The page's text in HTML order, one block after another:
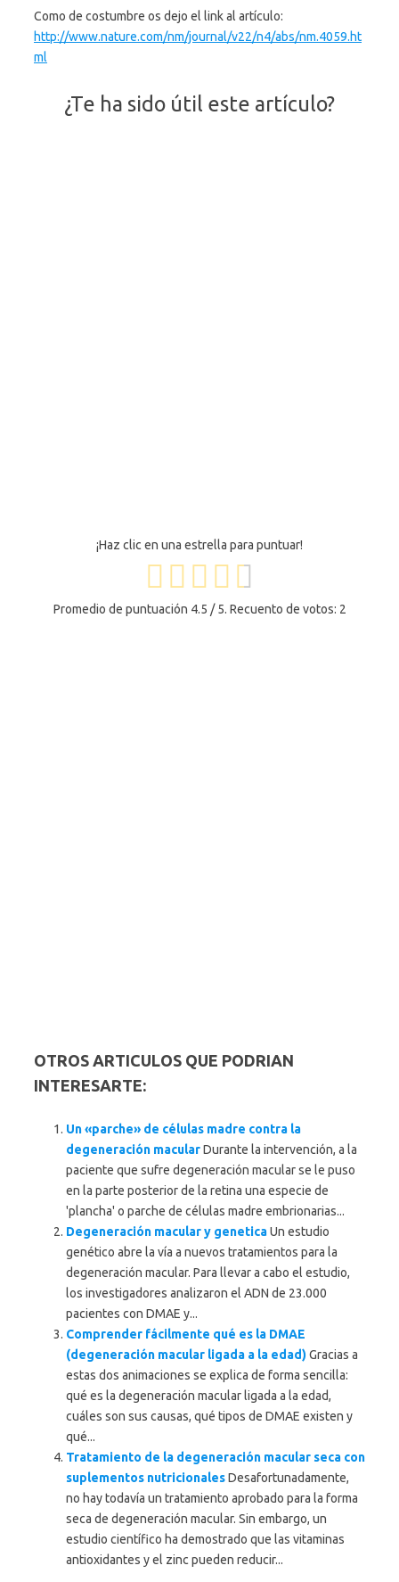
Como de costumbre os dejo el link al artículo:
http://www.nature.com/nm/journal/v22/n4/abs/nm.4059.ht
ml
¿Te ha sido útil este artículo?
¡Haz clic en una estrella para puntuar!
Promedio de puntuación 4.5 / 5. Recuento de votos: 2
OTROS ARTICULOS QUE PODRIAN
INTERESARTE:
Un «parche» de células madre contra la
degeneración macularDurante la intervención, a la
paciente que sufre degeneración macular se le puso
en la parte posterior de la retina una especie de
'plancha' o parche de células madre embrionarias...
Degeneración macular y geneticaUn estudio
genético abre la vía a nuevos tratamientos para la
degeneración macular. Para llevar a cabo el estudio,
los investigadores analizaron el ADN de 23.000
pacientes con DMAE y...
Comprender fácilmente qué es la DMAE
(degeneración macular ligada a la edad)Gracias a
estas dos animaciones se explica de forma sencilla:
qué es la degeneración macular ligada a la edad,
cuáles son sus causas, qué tipos de DMAE existen y
qué...
Tratamiento de la degeneración macular seca con
suplementos nutricionalesDesafortunadamente,
no hay todavía un tratamiento aprobado para la forma
seca de degeneración macular. Sin embargo, un
estudio científico ha demostrado que las vitaminas
antioxidantes y el zinc pueden reducir...